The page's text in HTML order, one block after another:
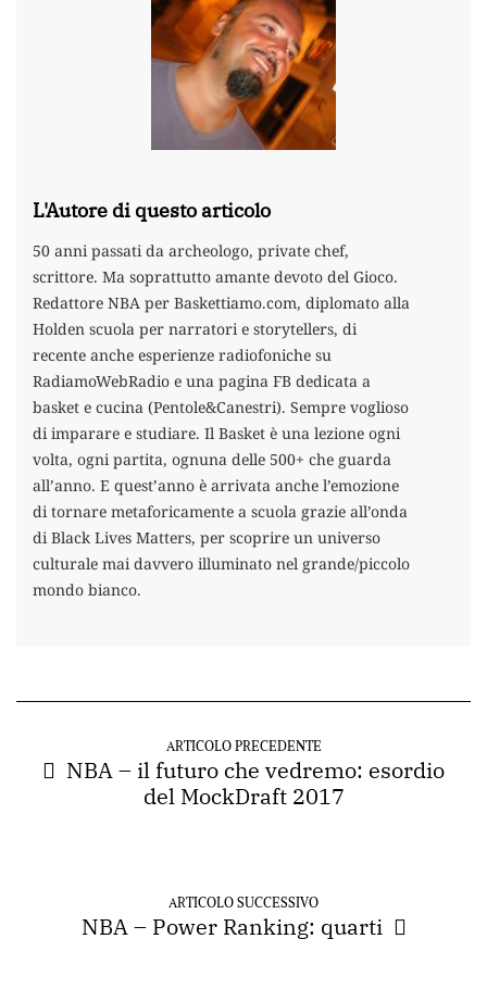
L'Autore di questo articolo
50 anni passati da archeologo, private chef,
scrittore. Ma soprattutto amante devoto del Gioco.
Redattore NBA per Baskettiamo.com, diplomato alla
Holden scuola per narratori e storytellers, di
recente anche esperienze radiofoniche su
RadiamoWebRadio e una pagina FB dedicata a
basket e cucina (Pentole&Canestri). Sempre voglioso
di imparare e studiare. Il Basket è una lezione ogni
volta, ogni partita, ognuna delle 500+ che guarda
all’anno. E quest’anno è arrivata anche l’emozione
di tornare metaforicamente a scuola grazie all’onda
di Black Lives Matters, per scoprire un universo
culturale mai davvero illuminato nel grande/piccolo
mondo bianco.
ARTICOLO PRECEDENTE
NBA – il futuro che vedremo: esordio
del MockDraft 2017
ARTICOLO SUCCESSIVO
NBA – Power Ranking: quarti